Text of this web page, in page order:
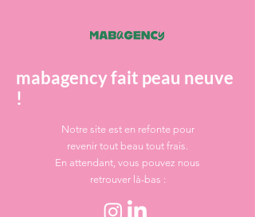
mabagency fait peau neuve
!
Notre site est en refonte pour
revenir tout beau tout frais.
En attendant, vous pouvez nous
retrouver là-bas :